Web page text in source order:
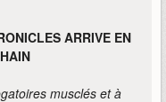
ARRIVE EN
musclés et à